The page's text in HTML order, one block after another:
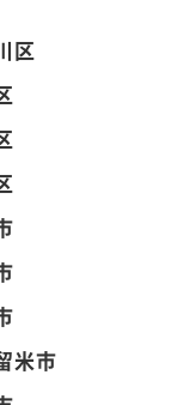
区
米市